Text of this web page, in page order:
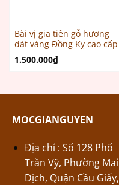
Bài vị gia tiên gỗ hương
dát vàng Đồng Kỵ cao cấp
1.500.000₫
MOCGIANGUYEN
Địa chỉ : Số 128 Phố
Trần Vỹ, Phường Mai
Dịch, Quận Cầu Giấy,